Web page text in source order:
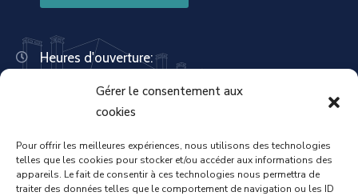
Gérer le consentement aux
cookies
Pour offrir les meilleures expériences, nous utilisons des technologies
telles que les cookies pour stocker et/ou accéder aux informations des
appareils. Le fait de consentir à ces technologies nous permettra de
traiter des données telles que le comportement de navigation ou les ID
Heures d'ouverture:
Mardi : 13:30 – 18:00
Mercredi : 08:30 – 12:00 | 14:00 – 17:00
Vendredi : 08:30 – 12:00 | 14:00 – 17:00
Samedi : Fermée
Dimanche : Fermée